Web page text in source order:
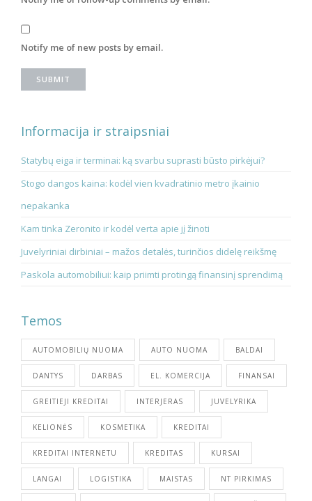
Notify me of new posts by email.
Informacija ir straipsniai
Statybų eiga ir terminai: ką svarbu suprasti būsto pirkėjui?
Stogo dangos kaina: kodėl vien kvadratinio metro įkainio
nepakanka
Kam tinka Zeronito ir kodėl verta apie jį žinoti
Juvelyriniai dirbiniai – mažos detalės, turinčios didelę reikšmę
Paskola automobiliui: kaip priimti protingą finansinį sprendimą
Temos
AUTOMOBILIŲ NUOMA AUTO NUOMA BALDAI
DANTYS DARBAS EL. KOMERCIJA FINANSAI
GREITIEJI KREDITAI INTERJERAS JUVELYRIKA
KELIONĖS KOSMETIKA KREDITAI
KREDITAI INTERNETU KREDITAS KURSAI
LANGAI LOGISTIKA MAISTAS NT PIRKIMAS